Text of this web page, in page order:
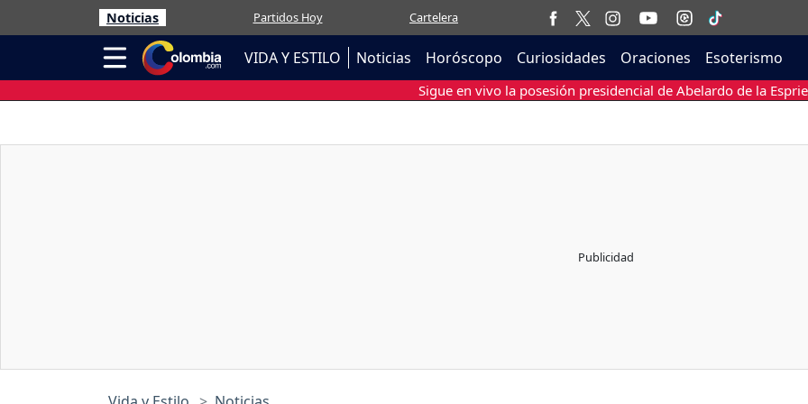
Noticias Partidos Hoy Cartelera
VIDA Y ESTILO Noticias Horóscopo Curiosidades Oraciones Esoterismo
Sigue en vivo la posesión presidencial de Abelardo de la